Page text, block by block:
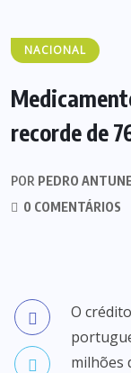
NACIONAL
recorde de
POR PEDRO
0 COMENTÁRIOS
O
milhões